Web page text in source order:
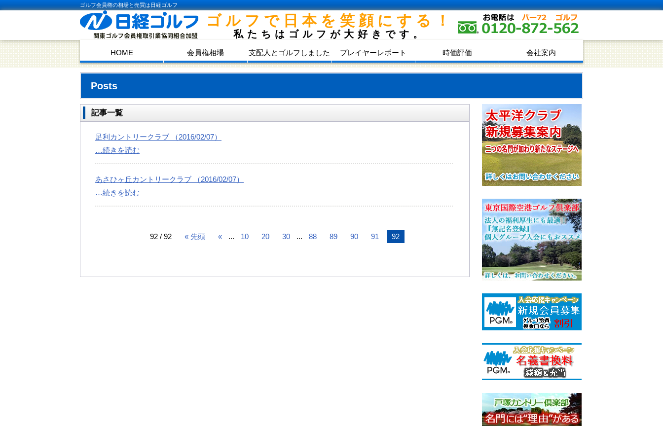
ゴルフ会員権の相場と売買は日経ゴルフ
ゴルフで日本を笑顔にする！
私たちはゴルフが大好きです。
HOME 会員権相場 支配人とゴルフしました プレイヤーレポート 時価評価 会社案内
Posts
記事一覧
足利カントリークラブ （2016/02/07）
…続きを読む
あさひヶ丘カントリークラブ （2016/02/07）
…続きを読む
92 / 92 « 先頭 « ... 10 20 30 ... 88 89 90 91 92